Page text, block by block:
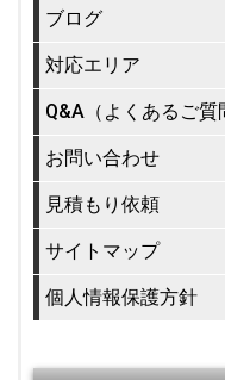
ブログ
対応エリア
Q&A（よくあるご質
お問い合わせ
見積もり依頼
サイトマップ
個人情報保護方針